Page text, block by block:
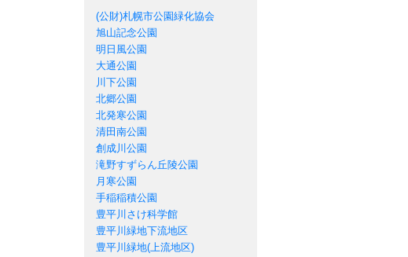
(公財)札幌市公園緑化協会
旭山記念公園
明日風公園
大通公園
川下公園
北郷公園
北発寒公園
清田南公園
創成川公園
滝野すずらん丘陵公園
月寒公園
手稲稲積公園
豊平川さけ科学館
豊平川緑地下流地区
豊平川緑地(上流地区)